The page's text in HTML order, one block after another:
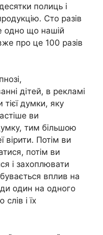
полиць і
Сто разів
одно що нашій
про це 100 разів
дітей, в рекламі
думки, яку
ви
тим більшою
вірити. Потім ви
потім ви
і захоплювати
вплив на
один на одного
і їх